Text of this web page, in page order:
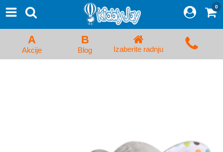
Proizvodi
Početna Prijava/Registracija
Kolica za bebe i dečija kolica
0
A
Akcije
B
Blog Izaberite radnju